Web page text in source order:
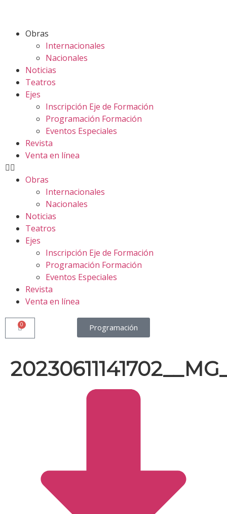
Obras
Internacionales
Nacionales
Noticias
Teatros
Ejes
Inscripción Eje de Formación
Programación Formación
Eventos Especiales
Revista
Venta en línea
Obras
Internacionales
Nacionales
Noticias
Teatros
Ejes
Inscripción Eje de Formación
Programación Formación
Eventos Especiales
Revista
Venta en línea
Programación
0